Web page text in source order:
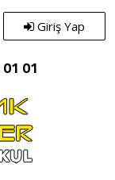
Giriş Yap
01